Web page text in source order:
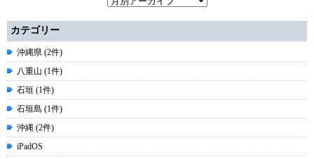
カテゴリー
沖縄県 (2件)
八重山 (1件)
石垣 (1件)
石垣島 (1件)
沖縄 (2件)
iPadOS